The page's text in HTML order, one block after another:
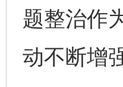
题整治作
动不断增